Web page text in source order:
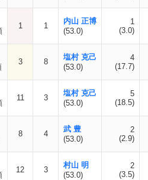
1 1
内山 正博
(53.0)
1
(3.0)
3 8
塩村 克己
(53.0)
4
(17.7)
11 3
塩村 克己
(53.0)
5
(18.5)
8 4
武 豊
(53.0)
2
(2.9)
12 3
村山 明
(53.0)
2
(3.5)